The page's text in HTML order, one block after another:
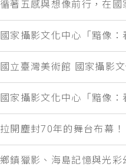
循著五感與想像前行，在國
國家攝影文化中心「黯像
國立臺灣美術館 國家攝影
國家攝影文化中心「黯像
拉開塵封70年的舞台布幕
鄉鎮獵影、海島記憶與光